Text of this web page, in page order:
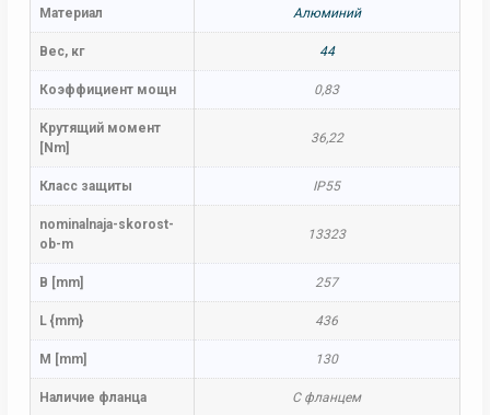
Материал Алюминий
Вес, кг 44
Коэффициент мощн 0,83
Крутящий момент
[Nm]
36,22
Класс защиты IP55
nominalnaja-skorost-
ob-m
13323
B [mm] 257
L {mm} 436
M [mm] 130
Наличие фланца С фланцем